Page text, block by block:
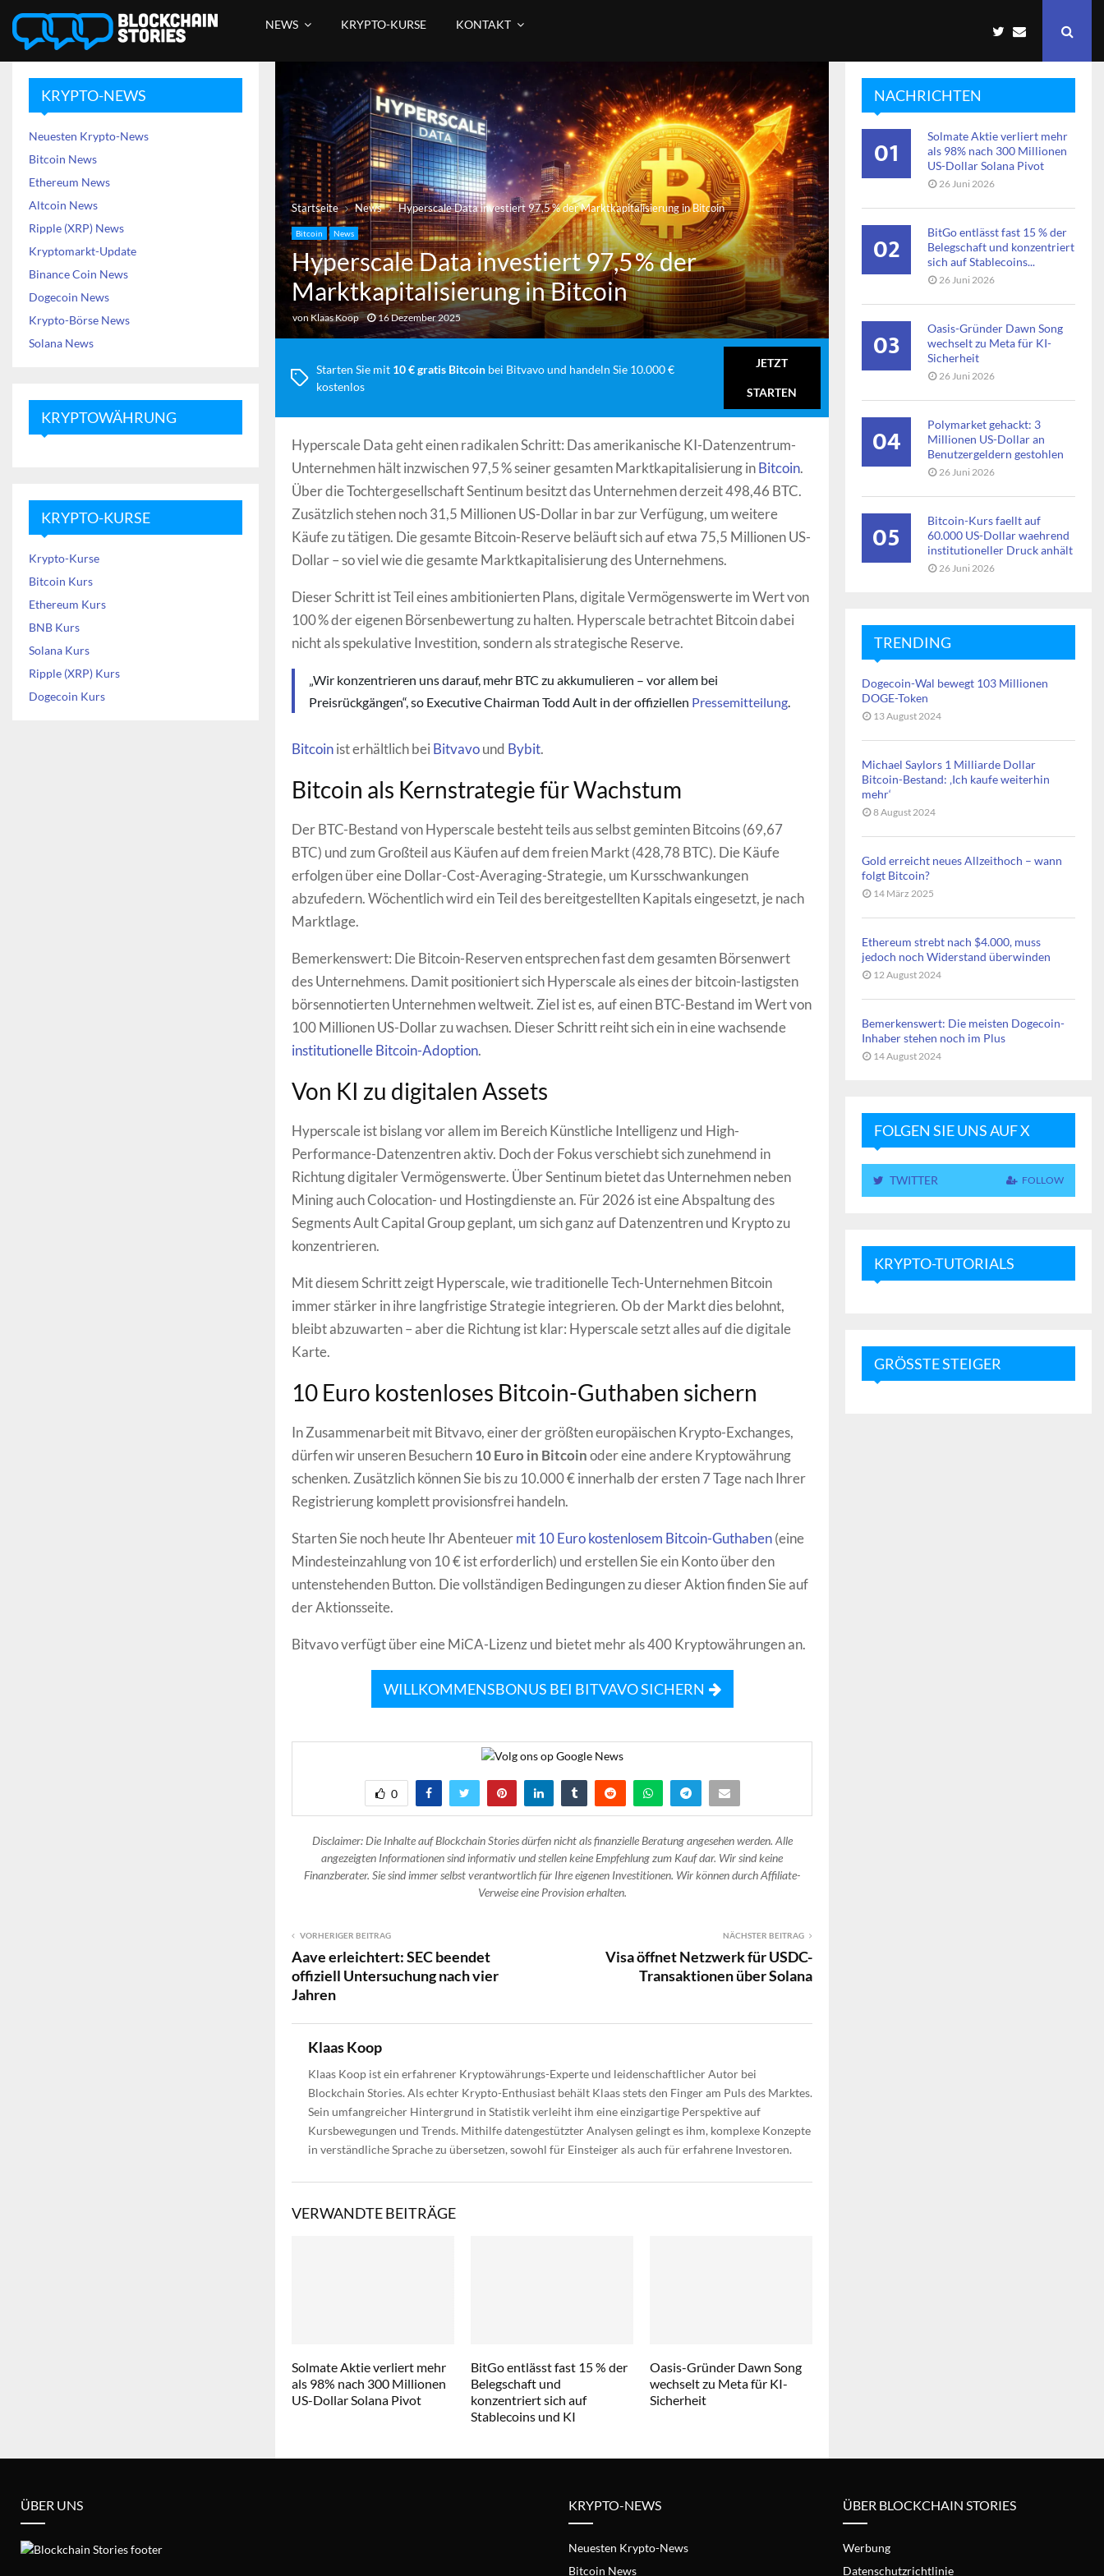
NEWS KRYPTO-KURSE KONTAKT
Startseite News Hyperscale Data investiert 97,5 % der Marktkapitalisierung in Bitcoin
Bitcoin News
Hyperscale Data investiert 97,5 % der
Marktkapitalisierung in Bitcoin
von Klaas Koop 16 Dezember 2025
Starten Sie mit 10 € gratis Bitcoin bei Bitvavo und handeln Sie 10.000 €
kostenlos
JETZT
STARTEN
Hyperscale Data geht einen radikalen Schritt: Das amerikanische KI-Datenzentrum-
Unternehmen hält inzwischen 97,5 % seiner gesamten Marktkapitalisierung inBitcoin.
Über die Tochtergesellschaft Sentinum besitzt das Unternehmen derzeit 498,46 BTC.
Zusätzlich stehen noch 31,5 Millionen US-Dollar in bar zur Verfügung, um weitere
Käufe zu tätigen. Die gesamte Bitcoin-Reserve beläuft sich auf etwa 75,5 Millionen US-
Dollar – so viel wie die gesamte Marktkapitalisierung des Unternehmens.
Dieser Schritt ist Teil eines ambitionierten Plans, digitale Vermögenswerte im Wert von
100 % der eigenen Börsenbewertung zu halten. Hyperscale betrachtet Bitcoin dabei
nicht als spekulative Investition, sondern als strategische Reserve.
„Wir konzentrieren uns darauf, mehr BTC zu akkumulieren – vor allem bei
Preisrückgängen“, so Executive Chairman Todd Ault in der offiziellen Pressemitteilung.
Bitcoinist erhältlich bei Bitvavound Bybit.
Bitcoin als Kernstrategie für Wachstum
Der BTC-Bestand von Hyperscale besteht teils aus selbst geminten Bitcoins (69,67
BTC) und zum Großteil aus Käufen auf dem freien Markt (428,78 BTC). Die Käufe
erfolgen über eine Dollar-Cost-Averaging-Strategie, um Kursschwankungen
abzufedern. Wöchentlich wird ein Teil des bereitgestellten Kapitals eingesetzt, je nach
Marktlage.
Bemerkenswert: Die Bitcoin-Reserven entsprechen fast dem gesamten Börsenwert
des Unternehmens. Damit positioniert sich Hyperscale als eines der bitcoin-lastigsten
börsennotierten Unternehmen weltweit. Ziel ist es, auf einen BTC-Bestand im Wert von
100 Millionen US-Dollar zu wachsen. Dieser Schritt reiht sich ein in eine wachsende
institutionelle Bitcoin-Adoption.
Von KI zu digitalen Assets
Hyperscale ist bislang vor allem im Bereich Künstliche Intelligenz und High-
Performance-Datenzentren aktiv. Doch der Fokus verschiebt sich zunehmend in
Richtung digitaler Vermögenswerte. Über Sentinum bietet das Unternehmen neben
Mining auch Colocation- und Hostingdienste an. Für 2026 ist eine Abspaltung des
Segments Ault Capital Group geplant, um sich ganz auf Datenzentren und Krypto zu
konzentrieren.
Mit diesem Schritt zeigt Hyperscale, wie traditionelle Tech-Unternehmen Bitcoin
immer stärker in ihre langfristige Strategie integrieren. Ob der Markt dies belohnt,
bleibt abzuwarten – aber die Richtung ist klar: Hyperscale setzt alles auf die digitale
Karte.
10 Euro kostenloses Bitcoin-Guthaben sichern
In Zusammenarbeit mit Bitvavo, einer der größten europäischen Krypto-Exchanges,
dürfen wir unseren Besuchern10 Euro in Bitcoinoder eine andere Kryptowährung
schenken. Zusätzlich können Sie bis zu 10.000 € innerhalb der ersten 7 Tage nach Ihrer
Registrierung komplett provisionsfrei handeln.
Starten Sie noch heute Ihr Abenteuermit 10 Euro kostenlosem Bitcoin-Guthaben(eine
Mindesteinzahlung von 10 € ist erforderlich) und erstellen Sie ein Konto über den
untenstehenden Button. Die vollständigen Bedingungen zu dieser Aktion finden Sie auf
der Aktionsseite.
Bitvavo verfügt über eine MiCA-Lizenz und bietet mehr als 400 Kryptowährungen an.
WILLKOMMENSBONUS BEI BITVAVO SICHERN
0
Disclaimer: Die Inhalte auf Blockchain Stories dürfen nicht als finanzielle Beratung angesehen werden. Alle
angezeigten Informationen sind informativ und stellen keine Empfehlung zum Kauf dar. Wir sind keine
Finanzberater. Sie sind immer selbst verantwortlich für Ihre eigenen Investitionen. Wir können durch Affiliate-
Verweise eine Provision erhalten.
VORHERIGER BEITRAG
Aave erleichtert: SEC beendet
offiziell Untersuchung nach vier
Jahren
NÄCHSTER BEITRAG
Visa öffnet Netzwerk für USDC-
Transaktionen über Solana
Klaas Koop
Klaas Koop ist ein erfahrener Kryptowährungs-Experte und leidenschaftlicher Autor bei
Blockchain Stories. Als echter Krypto-Enthusiast behält Klaas stets den Finger am Puls des Marktes.
Sein umfangreicher Hintergrund in Statistik verleiht ihm eine einzigartige Perspektive auf
Kursbewegungen und Trends. Mithilfe datengestützter Analysen gelingt es ihm, komplexe Konzepte
in verständliche Sprache zu übersetzen, sowohl für Einsteiger als auch für erfahrene Investoren.
VERWANDTE BEITRÄGE
Solmate Aktie verliert mehr
als 98% nach 300 Millionen
US-Dollar Solana Pivot
BitGo entlässt fast 15 % der
Belegschaft und
konzentriert sich auf
Stablecoins und KI
Oasis-Gründer Dawn Song
wechselt zu Meta für KI-
Sicherheit
KRYPTO-NEWS
Neuesten Krypto-News
Bitcoin News
Ethereum News
Altcoin News
Ripple (XRP) News
Kryptomarkt-Update
Binance Coin News
Dogecoin News
Krypto-Börse News
Solana News
KRYPTOWÄHRUNG
KRYPTO-KURSE
Krypto-Kurse
Bitcoin Kurs
Ethereum Kurs
BNB Kurs
Solana Kurs
Ripple (XRP) Kurs
Dogecoin Kurs
NACHRICHTEN
01
Solmate Aktie verliert mehr
als 98% nach 300 Millionen
US-Dollar Solana Pivot
26 Juni 2026
02
BitGo entlässt fast 15 % der
Belegschaft und konzentriert
sich auf Stablecoins...
26 Juni 2026
03
Oasis-Gründer Dawn Song
wechselt zu Meta für KI-
Sicherheit
26 Juni 2026
04
Polymarket gehackt: 3
Millionen US-Dollar an
Benutzergeldern gestohlen
26 Juni 2026
05
Bitcoin-Kurs faellt auf
60.000 US-Dollar waehrend
institutioneller Druck anhält
26 Juni 2026
TRENDING
Dogecoin-Wal bewegt 103 Millionen
DOGE-Token
13 August 2024
Michael Saylors 1 Milliarde Dollar
Bitcoin-Bestand: ‚Ich kaufe weiterhin
mehr‘
8 August 2024
Gold erreicht neues Allzeithoch – wann
folgt Bitcoin?
14 März 2025
Ethereum strebt nach $4.000, muss
jedoch noch Widerstand überwinden
12 August 2024
Bemerkenswert: Die meisten Dogecoin-
Inhaber stehen noch im Plus
14 August 2024
FOLGEN SIE UNS AUF X
TWITTER FOLLOW
KRYPTO-TUTORIALS
GRÖSSTE STEIGER
ÜBER UNS KRYPTO-NEWS
Neuesten Krypto-News
Bitcoin News
ÜBER BLOCKCHAIN STORIES
Werbung
Datenschutzrichtlinie